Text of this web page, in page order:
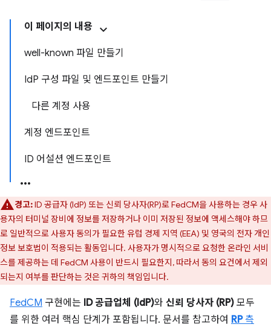
이 페이지의 내용
well-known 파일 만들기
IdP 구성 파일 및 엔드포인트 만들기
다른 계정 사용
계정 엔드포인트
ID 어설션 엔드포인트
경고:ID 공급자 (IdP) 또는 신뢰 당사자(RP)로 FedCM을 사용하는 경우 사
용자의 터미널 장비에 정보를 저장하거나 이미 저장된 정보에 액세스해야 하므
로 일반적으로 사용자 동의가 필요한 유럽 경제 지역 (EEA) 및 영국의 전자 개인
정보 보호법이 적용되는 활동입니다. 사용자가 명시적으로 요청한 온라인 서비
스를 제공하는 데 FedCM 사용이 반드시 필요한지, 따라서 동의 요건에서 제외
되는지 여부를 판단하는 것은 귀하의 책임입니다.
FedCM 구현에는 ID 공급업체 (IdP)와 신뢰 당사자 (RP) 모두
를 위한 여러 핵심 단계가 포함됩니다. 문서를 참고하여 RP측